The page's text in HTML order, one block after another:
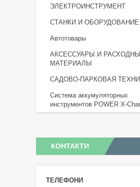
ЭЛЕКТРОИНСТРУМЕНТ
СТАНКИ И ОБОРУДОВАНИЕ
Автотовары
АКСЕССУАРЫ И
МАТЕРИАЛЫ
САДОВО-ПАРКОВАЯ
Система аккумуляторных
инструментов POWER X-
КОНТАКТИ